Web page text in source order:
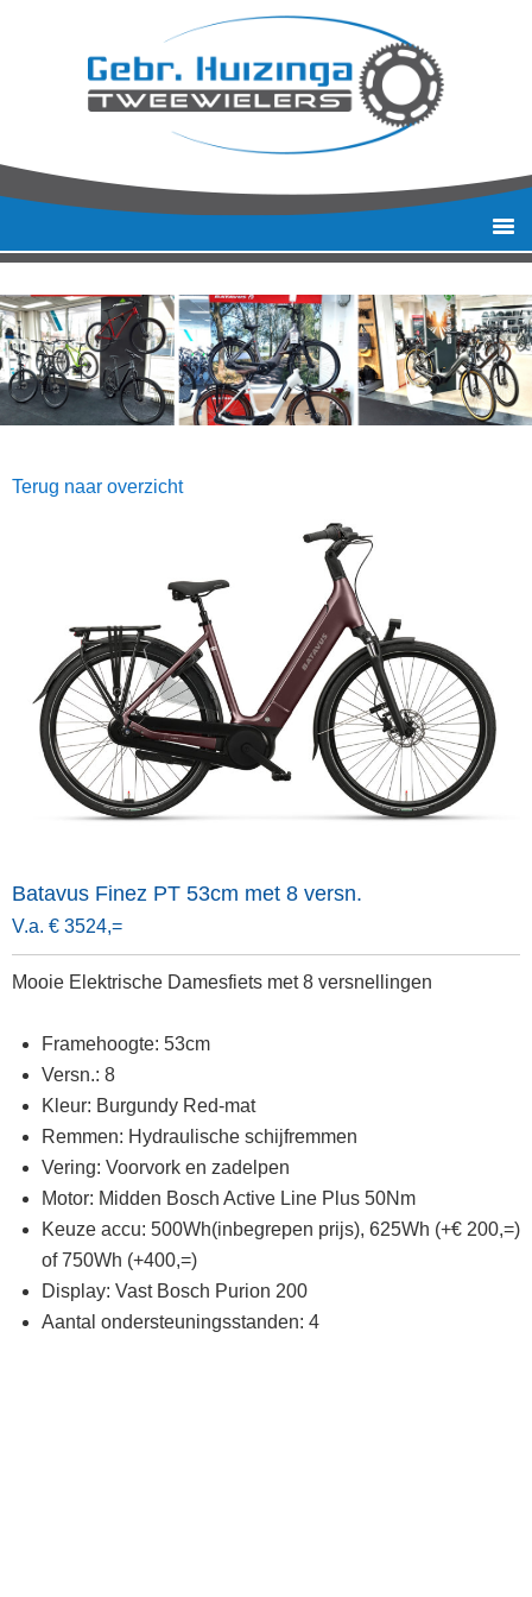
Terug naar overzicht
Batavus Finez PT 53cm met 8 versn.
V.a. € 3524,=
Mooie Elektrische Damesfiets met 8 versnellingen
Framehoogte: 53cm
Versn.: 8
Kleur: Burgundy Red-mat
Remmen: Hydraulische schijfremmen
Vering: Voorvork en zadelpen
Motor: Midden Bosch Active Line Plus 50Nm
Keuze accu: 500Wh(inbegrepen prijs), 625Wh (+€ 200,=)
of 750Wh (+400,=)
Display: Vast Bosch Purion 200
Aantal ondersteuningsstanden: 4